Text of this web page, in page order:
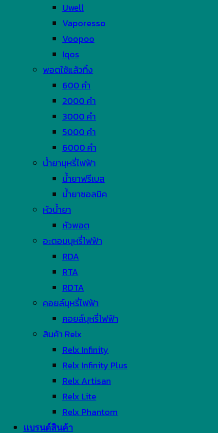
Uwell
Vaporesso
Voopoo
Iqos
พอตใช้แล้วทิ้ง
600 คำ
2000 คำ
3000 คำ
5000 คำ
6000 คำ
น้ำยาบุหรี่ไฟฟ้า
น้ำยาฟรีเบส
น้ำยาซอลนิค
หัวน้ำยา
หัวพอต
อะตอมบุหรี่ไฟฟ้า
RDA
RTA
RDTA
คอยล์บุหรี่ไฟฟ้า
คอยล์บุหรี่ไฟฟ้า
สินค้า Relx
Relx Infinity
Relx Infinity Plus
Relx Artisan
Relx Lite
Relx Phantom
แบรนด์สินค้า